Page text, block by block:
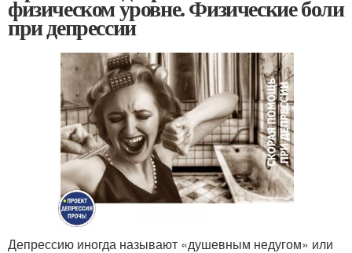
физическом уровне. Физические боли
при депрессии
Депрессию иногда называют «душевным недугом» или